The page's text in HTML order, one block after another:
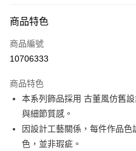
運送方式
付款後全家取貨
每筆NT$60
付款後萊爾富取貨
每筆NT$60
付款後7-11取貨
每筆NT$60
商品特色
商品編號
10706333
商品特色
本系列飾品採用 古董風仿舊
與細節質感。
因設計工藝關係，每件作品
色，並非瑕疵。